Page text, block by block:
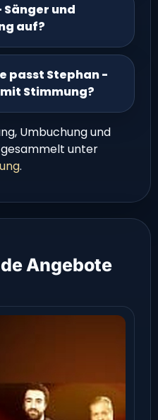
und
auf?
passt Stephan -
Stimmung?
Umbuchung und
unter
.
Angebote